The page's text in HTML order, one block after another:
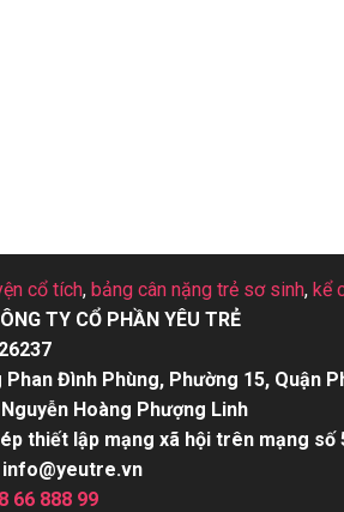
cổ tích, bảng cân nặng trẻ sơ sinh, kể
TY CỔ PHẦN YÊU TRẺ
Đình Phùng, Phường 15, Quận
Nguyễn Hoàng Phượng Linh
thiết lập mạng xã hội trên mạng
info@yeutre.vn
66 888 99